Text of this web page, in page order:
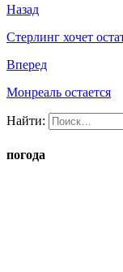
Назад
Стерлинг хочет
Вперед
Монреаль остается
Найти:
погода